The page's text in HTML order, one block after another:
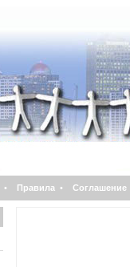
• Правила • Соглашение